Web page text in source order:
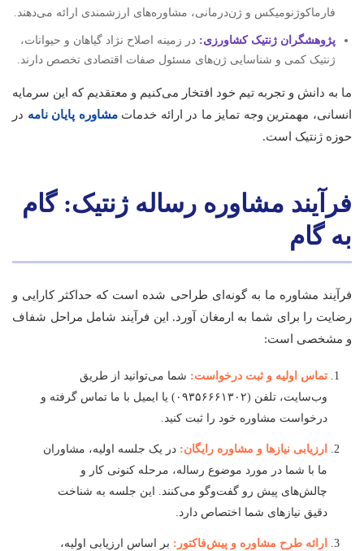
فارماکوژنومیکس و ژن‌درمانی، مشاوره‌های ارزشمندی ارائه می‌دهند.
پژوهشگران ژنتیک کشاورزی: در زمینه اصلاح نژاد گیاهان و حیوانات،
ژنتیک کمی و شناسایی ژن‌های مسئول صفات اقتصادی تخصص دارند.
ما به دانش و تجربه تیم خود افتخار می‌کنیم و معتقدیم که این سرمایه
انسانی، مهمترین وجه تمایز ما در ارائه خدماتمشاوره پایان نامه در
حوزه ژنتیک است.
فرآیند مشاوره رساله ژنتیک: گام
به گام
فرآیند مشاوره ما به گونه‌ای طراحی شده است که حداکثر کارایی و
رضایت را برای شما به ارمغان آورد. این فرآیند شامل مراحل شفاف
و مشخصی است:
تماس اولیه و ثبت درخواست: شما می‌توانید از طریق
وب‌سایت، تلفن (۰۹۳۵۶۶۶۱۳۰۲) یا ایمیل با ما تماس گرفته و
درخواست مشاوره خود را ثبت کنید.
ارزیابی نیازها و مشاوره رایگان: در یک جلسه اولیه، مشاوران
ما با شما در مورد موضوع رساله، مرحله کنونی کار و
چالش‌های پیش رو گفت‌وگو می‌کنند. این جلسه به شناخت
دقیق نیازهای شما اختصاص دارد.
ارائه طرح مشاوره و پیش‌فاکتور: بر اساس ارزیابی اولیه،